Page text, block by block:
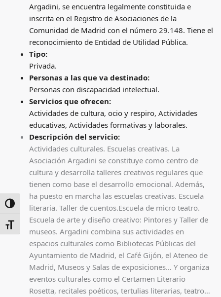
ALTERNAR ALTO CONTRASTE
ALTERNAR TAMAÑO DE LETRA
Argadini, se encuentra legalmente constituida e
inscrita en el Registro de Asociaciones de la
Comunidad de Madrid con el número 29.148. Tiene el
reconocimiento de Entidad de Utilidad Pública.
Tipo:
Privada.
Personas a las que va destinado:
Personas con discapacidad intelectual.
Servicios que ofrecen:
Actividades de cultura, ocio y respiro, Actividades
educativas, Actividades formativas y laborales.
Descripción del servicio:
Actividades culturales. Escuelas creativas. La
Asociación Argadini se constituye como centro de
cultura y desarrolla talleres creativos regulares que
tienen como base el desarrollo emocional. Además,
ha puesto en marcha las escuelas creativas. Escuela
literaria. Taller de cuentos.Escuela de micro teatro.
Escuela de arte y diseño creativo: Pintores y Taller de
museos. Argadini combina sus actividades en
espacios culturales como Bibliotecas Públicas del
Ayuntamiento de Madrid, el Café Gijón, el Ateneo de
Madrid, Museos y Salas de exposiciones… Y organiza
eventos culturales como el Certamen Literario
Rosetta, recitales poéticos, tertulias literarias, teatro…